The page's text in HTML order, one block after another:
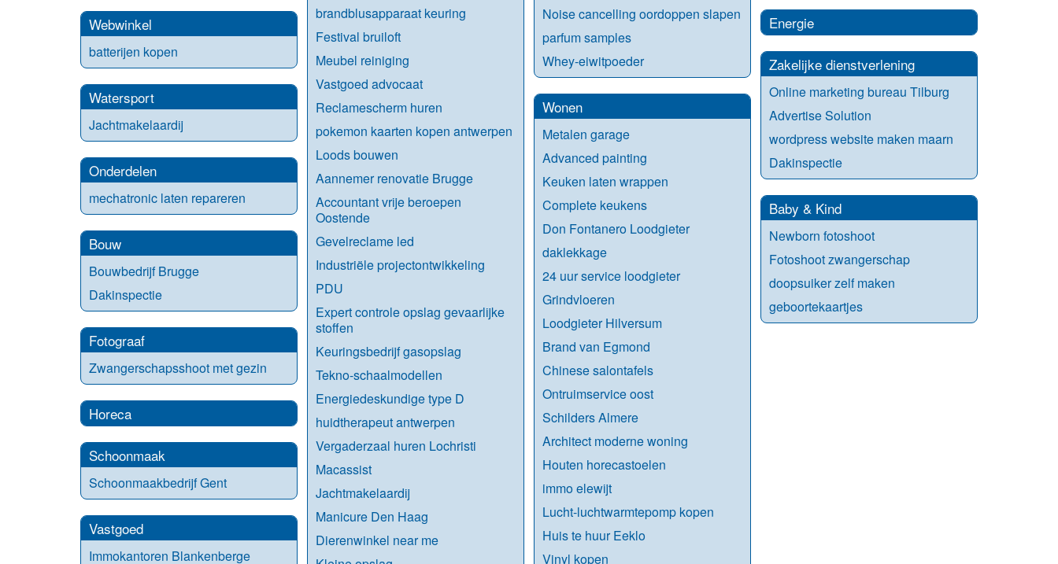
Webwinkel
batterijen kopen
Watersport
Jachtmakelaardij
Onderdelen
mechatronic laten repareren
Bouw
Bouwbedrijf Brugge
Dakinspectie
Fotograaf
Zwangerschapsshoot met gezin
Horeca
Schoonmaak
Schoonmaakbedrijf Gent
Vastgoed
Immokantoren Blankenberge
brandblusapparaat keuring
Festival bruiloft
Meubel reiniging
Vastgoed advocaat
Reclamescherm huren
pokemon kaarten kopen antwerpen
Loods bouwen
Aannemer renovatie Brugge
Accountant vrije beroepen
Oostende
Gevelreclame led
Industriële projectontwikkeling
PDU
Expert controle opslag gevaarlijke
stoffen
Keuringsbedrijf gasopslag
Tekno-schaalmodellen
Energiedeskundige type D
huidtherapeut antwerpen
Vergaderzaal huren Lochristi
Macassist
Jachtmakelaardij
Manicure Den Haag
Dierenwinkel near me
Noise cancelling oordoppen slapen
parfum samples
Whey-eiwitpoeder
Wonen
Metalen garage
Advanced painting
Keuken laten wrappen
Complete keukens
Don Fontanero Loodgieter
daklekkage
24 uur service loodgieter
Grindvloeren
Loodgieter Hilversum
Brand van Egmond
Chinese salontafels
Ontruimservice oost
Schilders Almere
Architect moderne woning
Houten horecastoelen
immo elewijt
Lucht-luchtwarmtepomp kopen
Huis te huur Eeklo
Vinyl kopen
Energie
Zakelijke dienstverlening
Online marketing bureau Tilburg
Advertise Solution
wordpress website maken maarn
Dakinspectie
Baby & Kind
Newborn fotoshoot
Fotoshoot zwangerschap
doopsuiker zelf maken
geboortekaartjes